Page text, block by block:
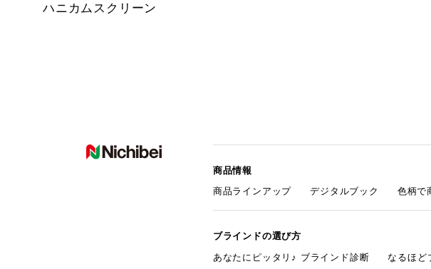
ハニカムスクリーン
商品情報
商品ラインアップ
デジタルブック 色柄で
ブラインドの選び方
あなたにピッタリ♪ ブラインド診断
なるほど